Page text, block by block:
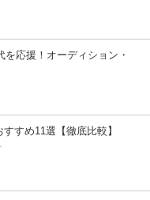
応援！オーディション・
すめ11選【徹底比較】